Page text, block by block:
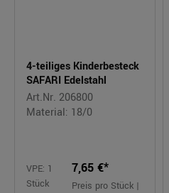
4-teiliges Kinderbesteck
SAFARI Edelstahl
Art.Nr. 206800
Material: 18/0
VPE: 1
Stück
7,65 €*
Preis pro Stück |